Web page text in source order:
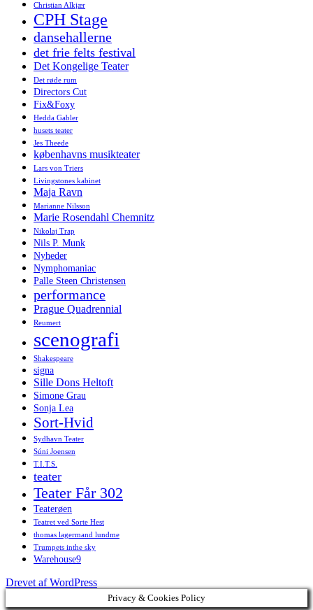
Christian Alkjær
CPH Stage
dansehallerne
det frie felts festival
Det Kongelige Teater
Det røde rum
Directors Cut
Fix&Foxy
Hedda Gabler
husets teater
Jes Theede
københavns musikteater
Lars von Triers
Livingstones kabinet
Maja Ravn
Marianne Nilsson
Marie Rosendahl Chemnitz
Nikolaj Trap
Nils P. Munk
Nyheder
Nymphomaniac
Palle Steen Christensen
performance
Prague Quadrennial
Reumert
scenografi
Shakespeare
signa
Sille Dons Heltoft
Simone Grau
Sonja Lea
Sort-Hvid
Sydhavn Teater
Súni Joensen
T.I.T.S.
teater
Teater Får 302
Teaterøen
Teatret ved Sorte Hest
thomas lagermand lundme
Trumpets inthe sky
Warehouse9
Drevet af WordPress
Privacy & Cookies Policy